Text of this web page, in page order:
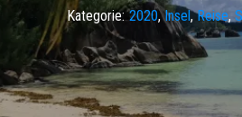
Kategorie: 2020,Insel,Reise,